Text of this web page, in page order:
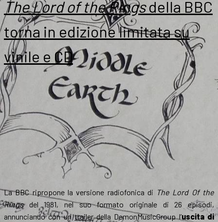
The Lord of the Ringsdella BBC
torna in edizione limitata su
vinile e CD
La BBC ripropone la versione radiofonica di The Lord Of the
Rings del 1981, nel suo formato originale di 26 episodi,
annunciando con untrailerdella DemonMusicGroup l’uscita di